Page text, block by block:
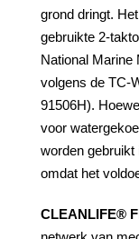
grond dringt.
gebruikte 2-
National Marine
volgens de TC-
91506H).
voor
worden gebruikt
omdat het
CLEANLIFE®